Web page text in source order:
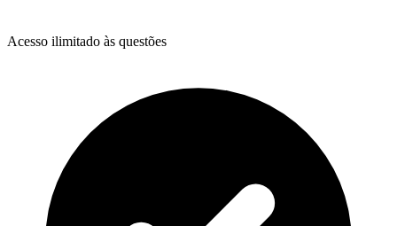
Acesso ilimitado às questões